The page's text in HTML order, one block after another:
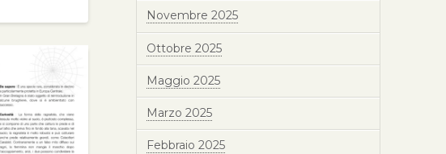
Novembre 2025
Ottobre 2025
Maggio 2025
Marzo 2025
Febbraio 2025